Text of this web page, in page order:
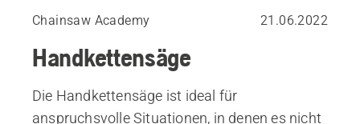
Chainsaw Academy 21.06.2022
Handkettensäge
Die Handkettensäge ist ideal für
anspruchsvolle Situationen, in denen es nicht